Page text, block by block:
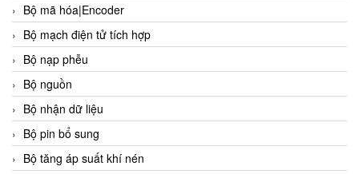
Bộ mã hóa|Encoder
Bộ mạch điện tử tích hợp
Bộ nạp phễu
Bộ nguồn
Bộ nhận dữ liệu
Bộ pin bổ sung
Bộ tăng áp suất khí nén